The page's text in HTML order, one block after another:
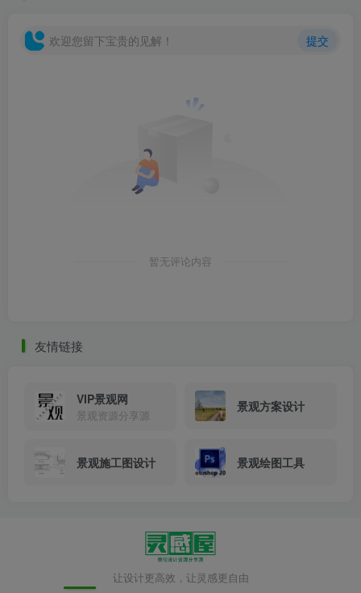
成都青城山不宿·久之森林民宿周围景观实景图
欢迎您留下宝贵的见解！ 提交
暂无评论内容
友情链接
VIP景观网
景观资源分享源
景观方案设计
景观施工图设计 景观绘图工具
让设计更高效，让灵感更自由